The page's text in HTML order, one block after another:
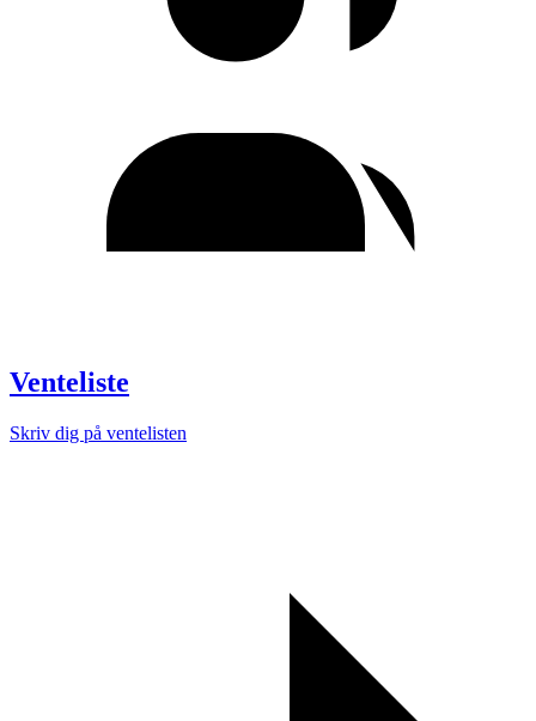
Venteliste
Skriv dig på ventelisten